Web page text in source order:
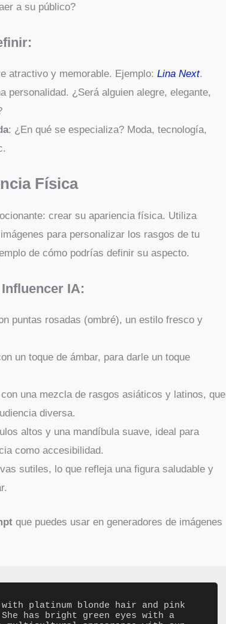
a su público?
atractivo y memorable. Ejemplo:Lina Next.
personalidad. ¿Será alguien alegre, elegante,
: ¿En qué se especializa? Moda, tecnología,
Física
crear su apariencia física. Utiliza
para personalizar los rasgos de tu
de cómo podrías definir su aspecto.
IA:
puntas rosadas (ombré), un estilo fresco y
un toque de ámbar, para darle un toque
una mezcla de rasgos asiáticos y latinos, que
diversa.
altos y una mandíbula suave, ideal para
como accesibilidad.
sutiles, lo que refleja una figura saludable y
que puedes usar en generadores de imágenes
platinum blonde hair and pink
has bright green eyes with a